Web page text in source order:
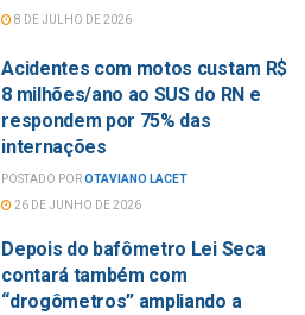
8 DE JULHO DE 2026
Acidentes com motos custam R$
8 milhões/ano ao SUS do RN e
respondem por 75% das
internações
POSTADO POROTAVIANO LACET
26 DE JUNHO DE 2026
Depois do bafômetro Lei Seca
contará também com
“drogômetros” ampliando a